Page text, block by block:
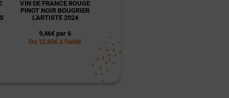
VIN DE FRANCE ROUGE
PINOT NOIR BOUGRIER
L’ARTISTE 2024
9,46€ par 6
Ou 12,60€ à l'unité